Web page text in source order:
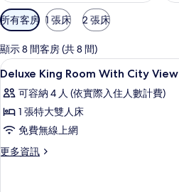
可
用
的
客
房
篩
選
條
所有客房 1 張床 2 張床
顯示 8 間客房 (共 8 間)
顯
示
Deluxe
King
Room
With
15
Deluxe King Room With City View
可容納 4 人 (依實際入住人數計費)
1 張特大雙人床
免費無線上網
更多資訊
更